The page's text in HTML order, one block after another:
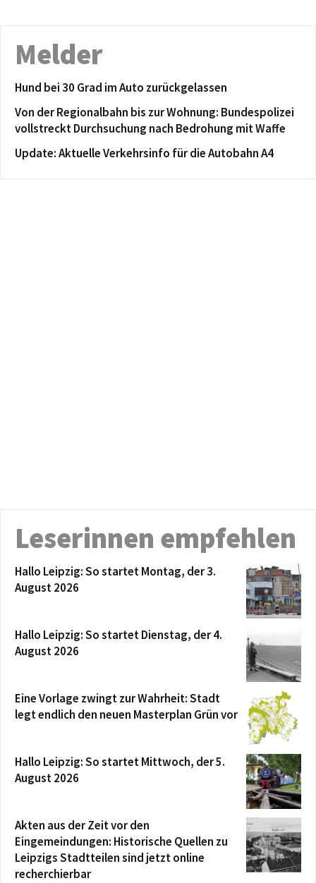
Melder
Hund bei 30 Grad im Auto zurückgelassen
Von der Regionalbahn bis zur Wohnung: Bundespolizei
vollstreckt Durchsuchung nach Bedrohung mit Waffe
Update: Aktuelle Verkehrsinfo für die Autobahn A4
Leserinnen empfehlen
Hallo Leipzig: So startet Montag, der 3.
August 2026
Hallo Leipzig: So startet Dienstag, der 4.
August 2026
Eine Vorlage zwingt zur Wahrheit: Stadt
legt endlich den neuen Masterplan Grün vor
Hallo Leipzig: So startet Mittwoch, der 5.
August 2026
Akten aus der Zeit vor den
Eingemeindungen: Historische Quellen zu
Leipzigs Stadtteilen sind jetzt online
recherchierbar